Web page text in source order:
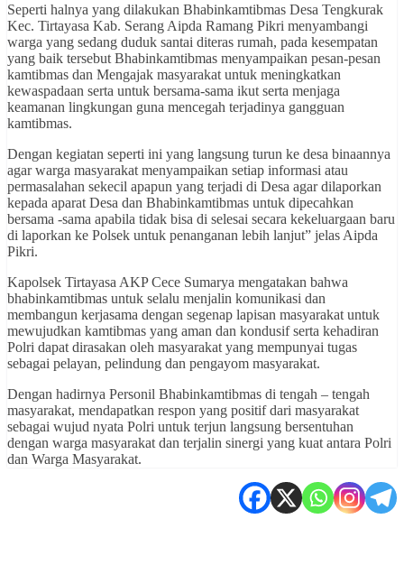
Seperti halnya yang dilakukan Bhabinkamtibmas Desa Tengkurak
Kec. Tirtayasa Kab. Serang Aipda Ramang Pikri menyambangi
warga yang sedang duduk santai diteras rumah, pada kesempatan
yang baik tersebut Bhabinkamtibmas menyampaikan pesan-pesan
kamtibmas dan Mengajak masyarakat untuk meningkatkan
kewaspadaan serta untuk bersama-sama ikut serta menjaga
keamanan lingkungan guna mencegah terjadinya gangguan
kamtibmas.
Dengan kegiatan seperti ini yang langsung turun ke desa binaannya
agar warga masyarakat menyampaikan setiap informasi atau
permasalahan sekecil apapun yang terjadi di Desa agar dilaporkan
kepada aparat Desa dan Bhabinkamtibmas untuk dipecahkan
bersama -sama apabila tidak bisa di selesai secara kekeluargaan baru
di laporkan ke Polsek untuk penanganan lebih lanjut” jelas Aipda
Pikri.
Kapolsek Tirtayasa AKP Cece Sumarya mengatakan bahwa
bhabinkamtibmas untuk selalu menjalin komunikasi dan
membangun kerjasama dengan segenap lapisan masyarakat untuk
mewujudkan kamtibmas yang aman dan kondusif serta kehadiran
Polri dapat dirasakan oleh masyarakat yang mempunyai tugas
sebagai pelayan, pelindung dan pengayom masyarakat.
Dengan hadirnya Personil Bhabinkamtibmas di tengah – tengah
masyarakat, mendapatkan respon yang positif dari masyarakat
sebagai wujud nyata Polri untuk terjun langsung bersentuhan
dengan warga masyarakat dan terjalin sinergi yang kuat antara Polri
dan Warga Masyarakat.